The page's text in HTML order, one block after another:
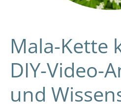
Mala-Kette
DIY-Video-
und